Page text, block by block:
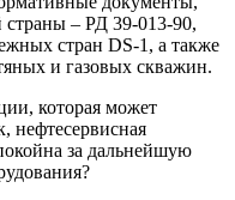
– РД 39-013-90,
стран DS-1, а также
и газовых скважин.
которая может
нефтесервисная
за дальнейшую